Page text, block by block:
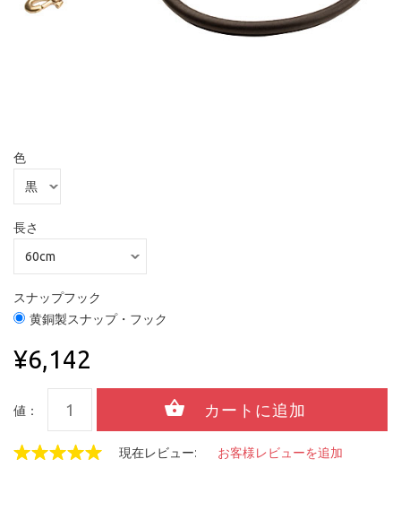
色
長さ
スナップフック
黄銅製スナップ・フック
¥6,142
値：
現在レビュー: お客様レビューを追加